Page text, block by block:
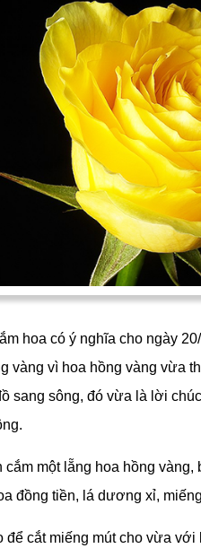
hoa có ý nghĩa cho ngày
vàng vì hoa hồng vàng vừa
sang sông, đó vừa là lời
một lẵng hoa hồng vàng,
đồng tiền, lá dương xỉ,
để cắt miếng mút cho vừa